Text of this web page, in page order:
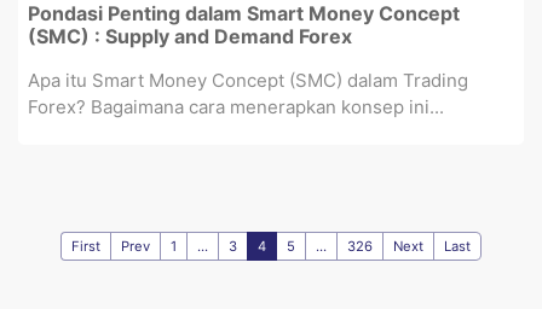
Pondasi Penting dalam Smart Money Concept
(SMC) : Supply and Demand Forex
Apa itu Smart Money Concept (SMC) dalam Trading
Forex? Bagaimana cara menerapkan konsep ini...
First Prev 1 ... 3 4 5 ... 326 Next Last